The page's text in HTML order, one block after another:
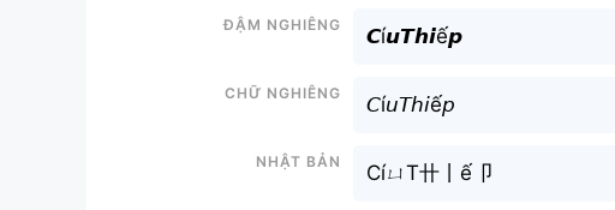
Đậm nghiêng
𝘾í𝙪𝙏𝙝𝙞ế𝙥
Chữ nghiêng
𝘊í𝘶𝘛𝘩𝘪ế𝘱
Nhật bản
CíㄩT卄丨ế卩